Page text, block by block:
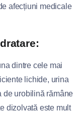
afecțiuni medicale
dintre cele mai
lichide, urina
de urobilină rămâne
dizolvată este mult